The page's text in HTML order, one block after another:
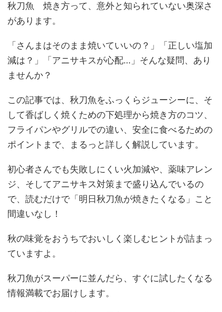
秋刀魚 焼き方って、意外と知られていない奥深さ
があります。
「さんまはそのまま焼いていいの？」「正しい塩加
減は？」「アニサキスが心配…」そんな疑問、あり
ませんか？
この記事では、秋刀魚をふっくらジューシーに、そ
して香ばしく焼くための下処理から焼き方のコツ、
フライパンやグリルでの違い、安全に食べるための
ポイントまで、まるっと詳しく解説しています。
初心者さんでも失敗しにくい火加減や、薬味アレン
ジ、そしてアニサキス対策まで盛り込んでいるの
で、読むだけで「明日秋刀魚が焼きたくなる」こと
間違いなし！
秋の味覚をおうちでおいしく楽しむヒントが詰まっ
ていますよ。
秋刀魚がスーパーに並んだら、すぐに試したくなる
情報満載でお届けします。